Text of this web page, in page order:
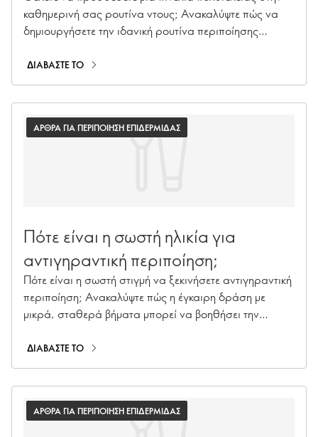
καθημερινή σας ρουτίνα ντους; Ανακαλύψτε πώς να
δημιουργήσετε την ιδανική ρουτίνα περιποίησης
επιδερμίδα.
ΔΙΑΒΑΣΤΕ ΤΟ
ΑΡΘΡΑ ΓΙΑ ΠΕΡΙΠΟΙΗΣΗ ΕΠΙΔΕΡΜΙΔΑΣ
Πότε είναι η σωστή ηλικία για
αντιγηραντική περιποίηση;
Πότε είναι η σωστή στιγμή να ξεκινήσετε αντιγηραντική
περιποίηση; Ανακαλύψτε πώς η έγκαιρη δράση με
μικρά, σταθερά βήματα μπορεί να βοηθήσει την
περισσότερο καιρό.
ΔΙΑΒΑΣΤΕ ΤΟ
ΑΡΘΡΑ ΓΙΑ ΠΕΡΙΠΟΙΗΣΗ ΕΠΙΔΕΡΜΙΔΑΣ